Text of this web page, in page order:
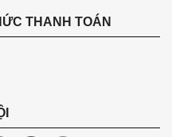
THANH TOÁN